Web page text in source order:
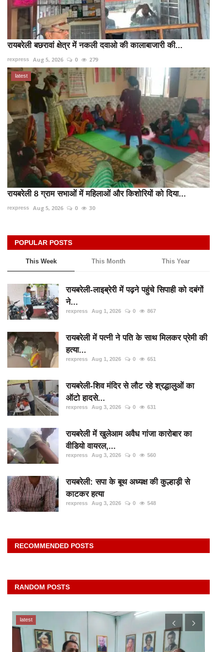
रायबरेली बछरावां क्षेत्र में नकली दवाओ की कालाबाजारी की...
rexpress Aug 5, 2026 0 279
latest
रायबरेली 8 ग्राम सभाओं में महिलाओं और किशोरियों को दिया...
rexpress Aug 5, 2026 0 30
POPULAR POSTS
This Week This Month This Year
रायबरेली-लाइब्रेरी में पढ़ने पहुंचे सिपाही को दबंगों
ने...
rexpress Aug 1, 2026 0 867
रायबरेली में पत्नी ने पति के साथ मिलकर प्रेमी की
हत्या...
rexpress Aug 1, 2026 0 651
रायबरेली-शिव मंदिर से लौट रहे श्रद्धालुओं का
ऑटो हादसे...
rexpress Aug 3, 2026 0 631
रायबरेली में खुलेआम अवैध गांजा कारोबार का
वीडियो वायरल,...
rexpress Aug 3, 2026 0 560
रायबरेली: सपा के बूथ अध्यक्ष की कुल्हाड़ी से
काटकर हत्या
rexpress Aug 3, 2026 0 548
RECOMMENDED POSTS
RANDOM POSTS
latest